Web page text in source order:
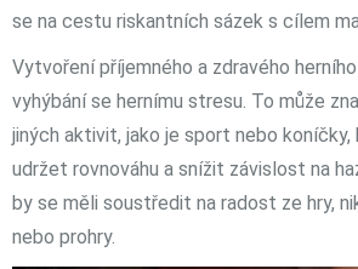
se na cestu riskantních sázek s cílem
Vytvoření příjemného a zdravého
vyhýbání se hernímu stresu. To může
jiných aktivit, jako je sport nebo
udržet rovnováhu a snížit závislost na
by se měli soustředit na radost ze hry,
nebo prohry.